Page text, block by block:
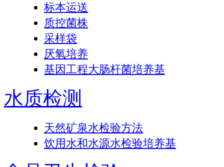
标本运送
质控菌株
采样袋
厌氧培养
基因工程大肠杆菌培养基
水质检测
天然矿泉水检验方法
饮用水和水源水检验培养基